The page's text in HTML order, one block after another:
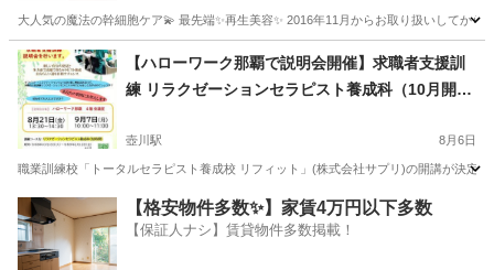
大人気の魔法の幹細胞ケア💫 最先端✨再生美容✨ 2016年11月からお取り扱いしてか
沖縄 宜野湾市 スキンケア 40代
【ハローワーク那覇で説明会開催】求職者支援訓
練 リラクゼーションセラピスト養成科（10月開
壺川駅 8月6日
職業訓練校「トータルセラピスト養成校 リフィット」(株式会社サプリ)の開講が決定
沖縄 那覇市 壺川駅 マッサージ 求職者支援訓練
【格安物件多数✨】家賃4万円以下多数
【保証人ナシ】賃貸物件多数掲載！